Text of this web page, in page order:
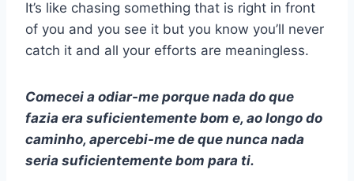
It’s like chasing something that is right in front
of you and you see it but you know you’ll never
catch it and all your efforts are meaningless.
Comecei a odiar-me porque nada do que
fazia era suficientemente bom e, ao longo do
caminho, apercebi-me de que nunca nada
seria suficientemente bom para ti.